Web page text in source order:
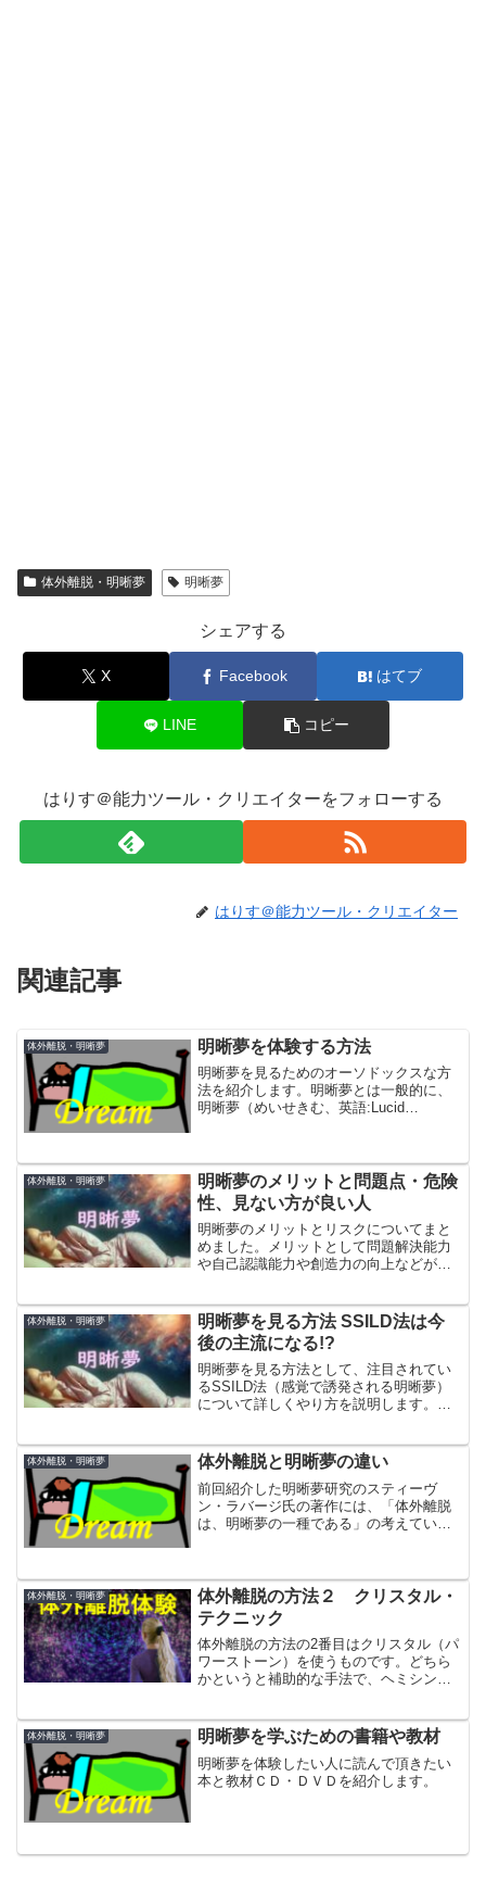
体外離脱・明晰夢 明晰夢
シェアする
X Facebook はてブ
LINE コピー
はりす＠能力ツール・クリエイターをフォローする
はりす＠能力ツール・クリエイター
関連記事
体外離脱・明晰夢 明晰夢を体験する方法
明晰夢を見るためのオーソドックスな方
法を紹介します。明晰夢とは一般的に、
明晰夢（めいせきむ、英語:Lucid
夢のことをいいます。
体外離脱・明晰夢
明晰夢のメリットと問題点・危険
性、見ない方が良い人
明晰夢のメリットとリスクについてまと
めました。メリットとして問題解決能力
や自己認識能力や創造力の向上などが挙
げられますが、明晰夢の研究者はこれを
否定する意見も多いです。
体外離脱・明晰夢
明晰夢を見る方法 SSILD法は今
後の主流になる!?
明晰夢を見る方法として、注目されてい
るSSILD法（感覚で誘発される明晰夢）
について詳しくやり方を説明します。
流であったMILD法に代わる明晰夢メソッ
ドになる可能性があります。
体外離脱・明晰夢 体外離脱と明晰夢の違い
前回紹介した明晰夢研究のスティーヴ
ン・ラバージ氏の著作には、「体外離脱
は、明晰夢の一種である」の考えている
体外離脱・明晰夢
体外離脱の方法２ クリスタル・
テクニック
体外離脱の方法の2番目はクリスタル（パ
ワーストーン）を使うものです。どちら
かというと補助的な手法で、ヘミシンク
体外離脱・明晰夢 明晰夢を学ぶための書籍や教材
明晰夢を体験したい人に読んで頂きたい
本と教材ＣＤ・ＤＶＤを紹介します。